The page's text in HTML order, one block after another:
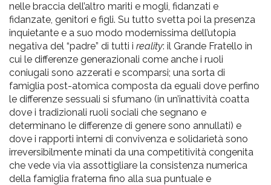
nelle braccia dell’altro mariti e mogli, fidanzati e
fidanzate, genitori e figli. Su tutto svetta poi la presenza
inquietante e a suo modo modernissima dell’utopia
negativa del “padre” di tutti i reality: il Grande Fratello in
cui le differenze generazionali come anche i ruoli
coniugali sono azzerati e scomparsi; una sorta di
famiglia post-atomica composta da eguali dove perfino
le differenze sessuali si sfumano (in un’inattività coatta
dove i tradizionali ruoli sociali che segnano e
determinano le differenze di genere sono annullati) e
dove i rapporti interni di convivenza e solidarietà sono
irreversibilmente minati da una competitività congenita
che vede via via assottigliare la consistenza numerica
della famiglia fraterna fino alla sua puntuale e